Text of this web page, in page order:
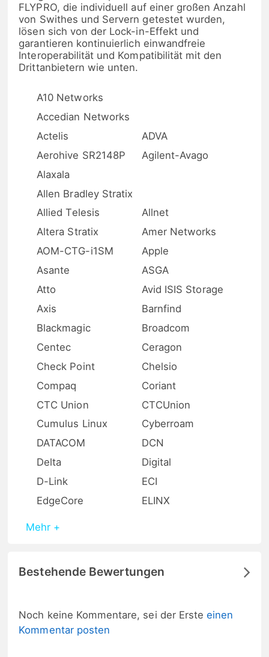
FLYPRO, die individuell auf einer großen Anzahl
von Swithes und Servern getestet wurden,
lösen sich von der Lock-in-Effekt und
garantieren kontinuierlich einwandfreie
Interoperabilität und Kompatibilität mit den
Drittanbietern wie unten.
A10 Networks
Accedian Networks
Actelis
ADVA
Aerohive SR2148P
Agilent-Avago
Alaxala
Allen Bradley Stratix
Allied Telesis
Allnet
Altera Stratix
Amer Networks
AOM-CTG-i1SM
Apple
Asante
ASGA
Atto
Avid ISIS Storage
Axis
Barnfind
Blackmagic
Broadcom
Centec
Ceragon
Check Point
Chelsio
Compaq
Coriant
CTC Union
CTCUnion
Cumulus Linux
Cyberroam
DATACOM
DCN
Delta
Digital
D-Link
ECI
EdgeCore
ELINX
Mehr +
Bestehende Bewertungen
Noch keine Kommentare, sei der Ersteeinen
Kommentar posten